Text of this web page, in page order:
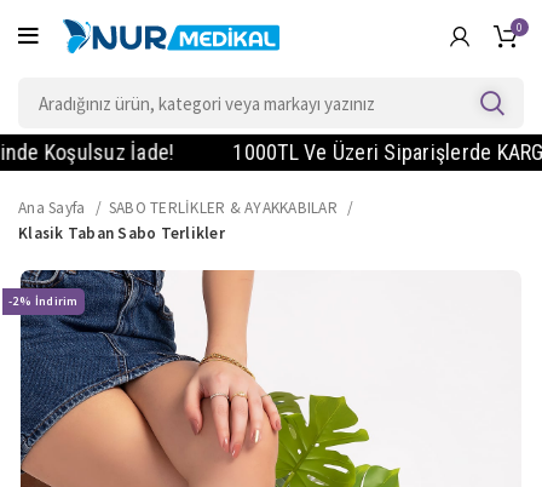
0
İade! 1000TL Ve Üzeri Siparişlerde KARGO
Ana Sayfa
SABO TERLİKLER & AYAKKABILAR
Klasik Taban Sabo Terlikler
-2%